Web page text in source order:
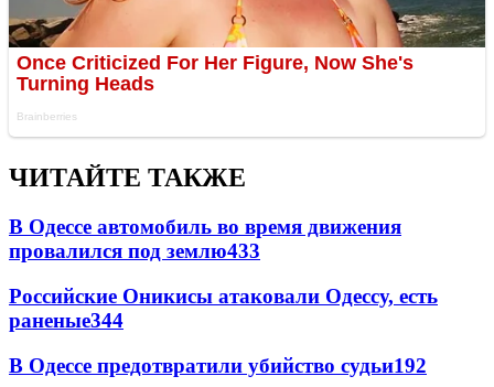
ЧИТАЙТЕ ТАКЖЕ
В Одессе автомобиль во время движения
провалился под землю433
Российские Оникисы атаковали Одессу, есть
раненые344
В Одессе предотвратили убийство судьи192